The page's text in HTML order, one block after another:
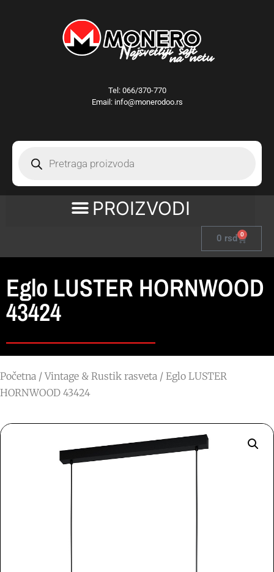
Tel: 066/370-770
Email: info@monerodoo.rs
0 rsd 0
Eglo LUSTER HORNWOOD
43424
Početna /Vintage & Rustik rasveta / Eglo LUSTER
HORNWOOD 43424